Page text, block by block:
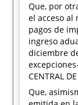
Que, por
el acceso al
pagos de
ingreso
diciembre
CENTRAL
Que,